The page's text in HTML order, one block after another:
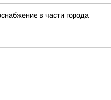
в части города